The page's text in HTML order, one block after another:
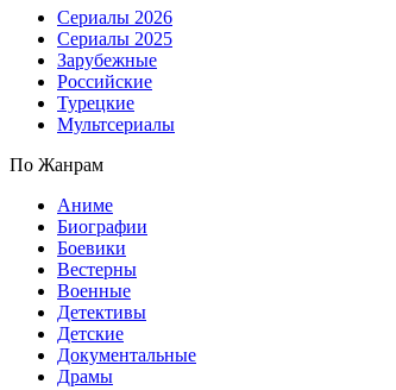
Сериалы 2026
Сериалы 2025
Зарубежные
Российские
Турецкие
Мультсериалы
По Жанрам
Аниме
Биографии
Боевики
Вестерны
Военные
Детективы
Детские
Документальные
Драмы